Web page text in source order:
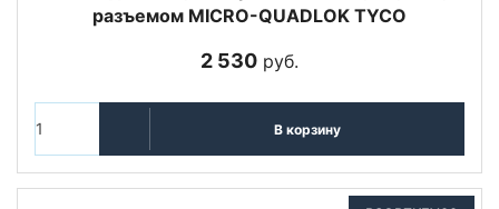
разъемом MICRO-QUADLOK TYCO
2 530 руб.
В корзину